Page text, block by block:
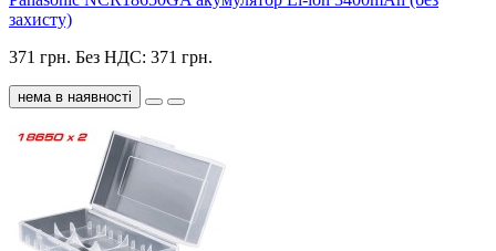
захисту)
371 грн. Без НДС: 371 грн.
нема в наявності